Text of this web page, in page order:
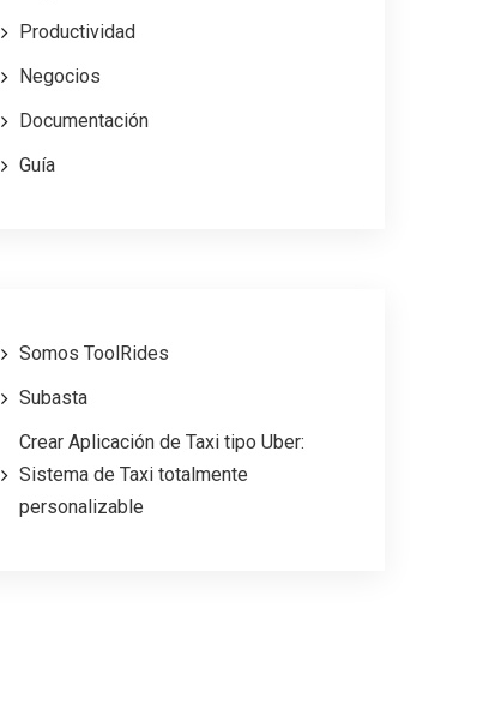
Productividad
Negocios
Documentación
Guía
Somos ToolRides
Subasta
Crear Aplicación de Taxi tipo Uber:
Sistema de Taxi totalmente
personalizable